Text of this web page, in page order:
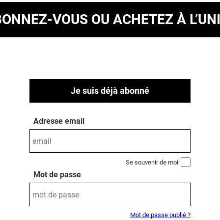
VOUS OU ACHETEZ À
Je suis déjà abonné
Adresse email
Se souvenir de moi
Mot de passe
Mot de passe oublié ?